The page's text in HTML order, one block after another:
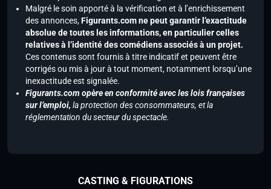
Malgré le soin apporté à la vérification et à l’enrichissement
des annonces,Figurants.com ne peut garantir l’exactitude
absolue de toutes les informations, en particulier celles
relatives à l’identité des comédiens associés à un projet.
Ces contenus sont fournis à titre indicatif et peuvent être
corrigés ou mis à jour à tout moment, notamment lorsqu’une
inexactitude est signalée.
Figurants.com opère en conformité avec les lois françaises
sur l’emploi, la protection des consommateurs, et la
réglementation du secteur du spectacle.
CASTING & FIGURATIONS